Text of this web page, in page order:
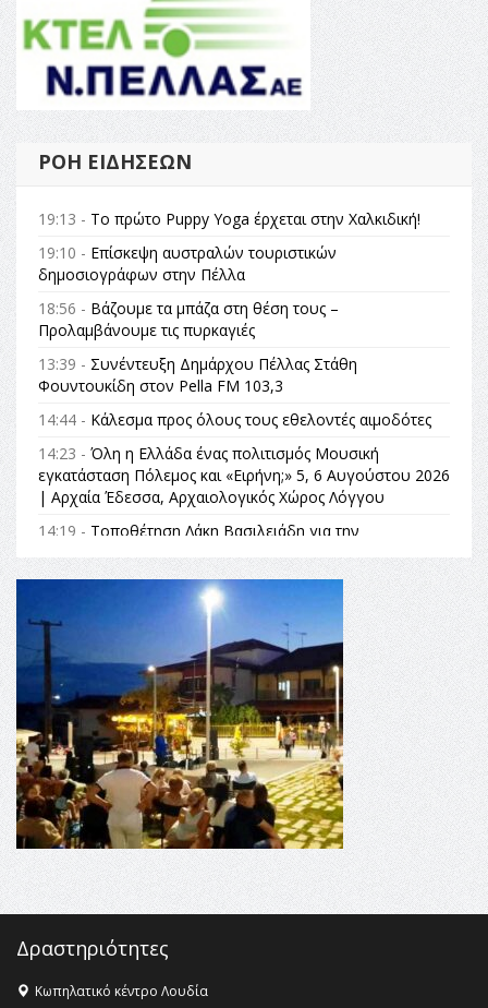
ΡΟΉ ΕΙΔΉΣΕΩΝ
19:13 - Το πρώτο Puppy Yoga έρχεται στην Χαλκιδική!
19:10 - Επίσκεψη αυστραλών τουριστικών
δημοσιογράφων στην Πέλλα
18:56 - Βάζουμε τα μπάζα στη θέση τους –
Προλαμβάνουμε τις πυρκαγιές
13:39 - Συνέντευξη Δημάρχου Πέλλας Στάθη
Φουντουκίδη στον Pella FM 103,3
14:44 - Κάλεσμα προς όλους τους εθελοντές αιμοδότες
14:23 - Όλη η Ελλάδα ένας πολιτισμός Μουσική
εγκατάσταση Πόλεμος και «Ειρήνη;» 5, 6 Αυγούστου 2026
| Αρχαία Έδεσσα, Αρχαιολογικός Χώρος Λόγγου
14:19 - Τοποθέτηση Λάκη Βασιλειάδη για την
Αναθεώρηση του Συντάγματος: «Σε τέτοιες κορυφαίες
θεσμικές διαδικασίες υπάρχει μόνο η ευθύνη απέναντι
16:35 -
Το πρόγραμμα του ΠΑΟΚ στον δεύτερο γύρο του
Champions League!
16:27 -
Όλυμπος: Εντάχθηκε στον Κατάλογο Παγκόσμιας
Κληρονομιάς της UNESCO – Ομόφωνη η απόφαση Ο
Όλυμπος αναγνωρίστηκε ως φυσικό και πολιτιστικό
αγαθό εξέχουσας οικουμενικής αξίας για την
ανθρωπότητα
16:18 -ΕΝΟΡΙΑΚΕΣ ΚΑΛΟΚΑΙΡΙΝΕΣ ΔΡΑΣΕΙΣ ΓΙΑ ΠΑΙΔΙΑ
ΣΤΗΝ ΕΔΕΣΣΑ
Δραστηριότητες
Κωπηλατικό κέντρο Λουδία